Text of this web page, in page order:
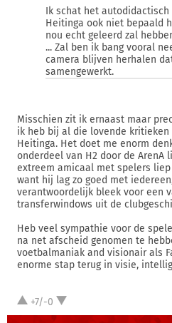
Ik schat het autodidactisch
Heitinga ook niet bepaald
nou echt geleerd zal
... Zal ben ik bang vooral
camera blijven herhalen
samengewerkt.
Misschien zit ik ernaast maar
ik heb bij al die lovende
Heitinga. Het doet me enorm
onderdeel van H2 door de ArenA
extreem amicaal met spelers
want hij lag zo goed met
verantwoordelijk bleek voor een
transferwindows uit de
Heb veel sympathie voor de
na net afscheid genomen te
voetbalmaniak and visionair als
enorme stap terug in visie,
+7/-0